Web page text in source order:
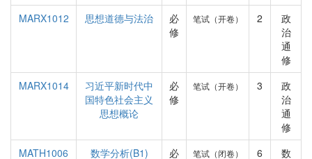
MARX1012
思想道德与法治
必
修
笔试（开卷） 2
政
治
通
修
MARX1014
习近平新时代中
国特色社会主义
思想概论
必
修
笔试（开卷） 3
政
治
通
修
MATH1006
数学分析(B1)
必
笔试（闭卷） 6
数